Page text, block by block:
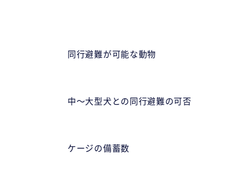
同行避難が可能な動物
中〜大型犬との同行避難の可否
ケージの備蓄数